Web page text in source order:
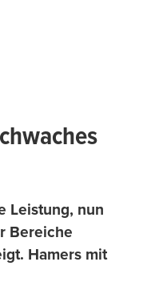
Leistung, nun
Bereiche
Hamers mit